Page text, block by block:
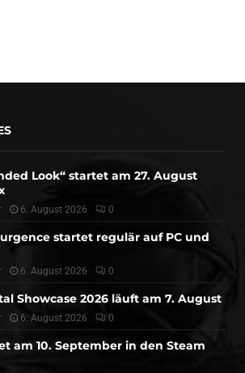
Look“ startet am 27. August
6. August 2026 0
startet regulär auf PC und
6. August 2026 0
Showcase 2026 läuft am 7. August
6. August 2026 0
am 10. September in den Steam